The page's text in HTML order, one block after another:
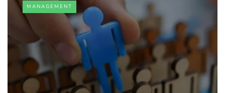
MANAGEMENT